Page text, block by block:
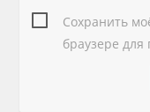
Сохранить
браузере